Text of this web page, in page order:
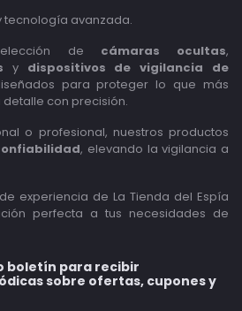
tecnología avanzada.
de cámaras ocultas,
y dispositivos de vigilancia de
para proteger lo que más
con precisión.
o profesional, nuestros productos
, elevando la vigilancia a
experiencia de La Tienda del Espía
perfecta a tus necesidades de
boletín para recibir
sobre ofertas, cupones y